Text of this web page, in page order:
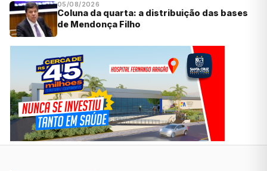
05/08/2026
Coluna da quarta: a distribuição das bases
de Mendonça Filho